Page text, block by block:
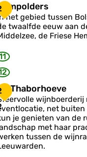
het gebied tussen
twaalfde eeuw aan
de Friese
Thaborhoeve
net buiten
je genieten van de
met haar
tussen de